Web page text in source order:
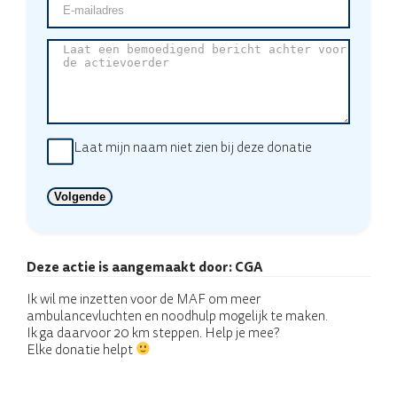
Deze actie is aangemaakt door:CGA
Ik wil me inzetten voor de MAF om meer
ambulancevluchten en noodhulp mogelijk te maken.
Ik ga daarvoor 20 km steppen. Help je mee?
Elke donatie helpt
mailadres (Vereist)
Laat
een
voor
actievoerder
Laat mijn naam niet zien bij deze donatie